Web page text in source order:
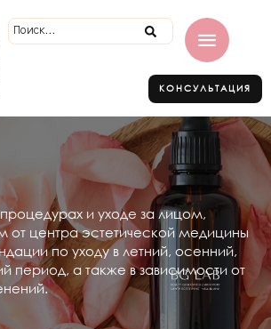
КОНСУЛЬТАЦИЯ
и уходе за лицом,
от центра эстетической медицины
по уходу в летний, осенний,
период, а также в зависимости от